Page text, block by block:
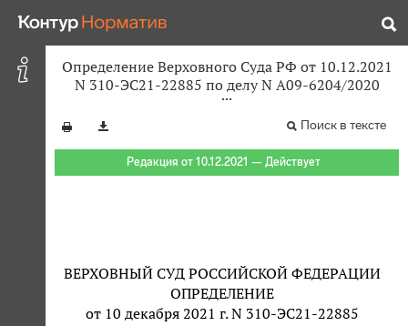
Определение Верховного Суда РФ от 10.12.2021
N 310-ЭС21-22885 по делу N А09-6204/2020
Поиск в тексте
Редакция от 10.12.2021 — Действует
ВЕРХОВНЫЙ СУД РОССИЙСКОЙ ФЕДЕРАЦИИ
ОПРЕДЕЛЕНИЕ
от 10 декабря 2021 г. N 310-ЭС21-22885